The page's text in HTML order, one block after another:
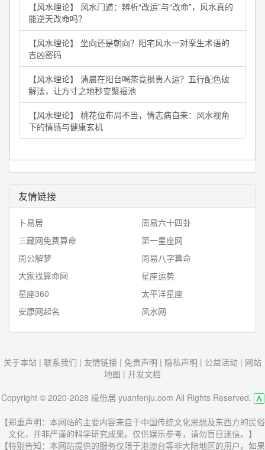
【风水理论】 风水门道：辨析“改运”与“改命”，风水真的
能逆天改命吗？
【风水理论】 坐向还是朝向？阳宅风水一对孪生术语的
吉凶密码
【风水理论】 清晨在阳台喝茶竟损贵人运？五行配色破
解法，让方寸之地秒变聚福池
【风水理论】 桃花位布局不当，情志病自来：风水视角
下的情感与健康玄机
友情链接
卜易居
周易六十四卦
三藏网免费算命
第一星座网
周公解梦
周易八字算命
大家找算命网
星座运势
星座360
太平洋星座
安康网起名
风水网
关于本站 | 联系我们 | 友情链接 | 免责声明 | 隐私声明 | 公益活动 | 网站
地图 | 开发文档
Copyright © 2020-2028 缘份居 yuanfenju.com All Rights Reserved.
【郑重声明：本网站的主要内容来自于中国传统文化思想及东西方的民俗
文化，并非严谨的科学研究成果。仅供娱乐参考，请勿盲目迷信。】
【特别告知：本网站提供的服务仅限于港澳台等非大陆地区的用户。如果